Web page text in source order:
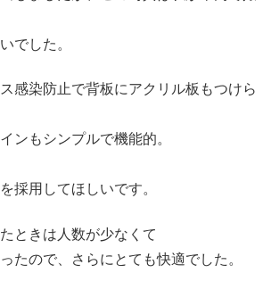
でした。
感染防止で背板にアクリル板もつけら
ンもシンプルで機能的。
採用してほしいです。
ときは人数が少なくて
たので、さらにとても快適でした。